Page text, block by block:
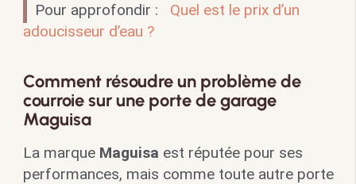
Pour approfondir :
Quel est le prix d’un
adoucisseur d’eau ?
Comment résoudre un problème de
courroie sur une porte de garage
Maguisa
La marque Maguisa est réputée pour ses
performances, mais comme toute autre porte